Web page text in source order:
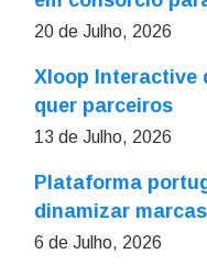
20 de Julho, 2026
Xloop Interactive
quer parceiros
13 de Julho, 2026
Plataforma
dinamizar
6 de Julho, 2026